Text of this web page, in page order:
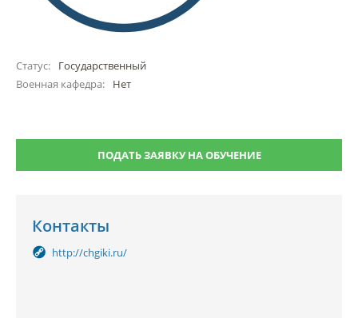
Статус:
Государственный
Военная кафедра:
Нет
ПОДАТЬ ЗАЯВКУ НА ОБУЧЕНИЕ
Контакты
http://chgiki.ru/